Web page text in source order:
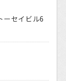
ーセイビル6